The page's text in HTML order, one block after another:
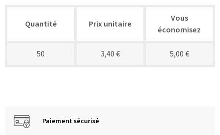
Quantité Prix unitaire
Vous
économisez
50 3,40 € 5,00 €
Paiement sécurisé